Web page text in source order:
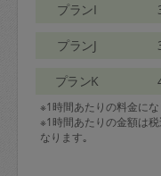
プランI
プランJ
プランK
※1時間あたりの料金にな
※1時間あたりの金額は
なります｡